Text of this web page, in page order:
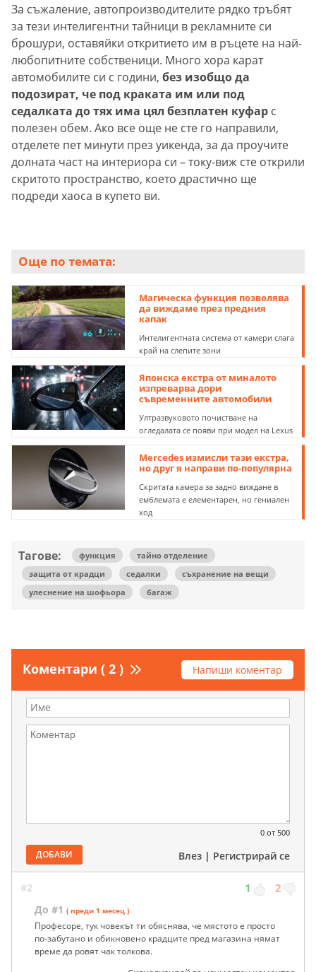
За съжаление, автопроизводителите рядко тръбят
за тези интелигентни тайници в рекламните си
брошури, оставяйки откритието им в ръцете на най-
любопитните собственици. Много хора карат
автомобилите си с години, без изобщо да
подозират, че под краката им или под
седалката до тях има цял безплатен куфар с
полезен обем. Ако все още не сте го направили,
отделете пет минути през уикенда, за да проучите
долната част на интериора си – току-виж сте открили
скритото пространство, което драстично ще
подреди хаоса в купето ви.
Още по темата:
Магическа функция позволява
да виждаме през предния
капак
Интелигентната система от камери слага
край на слепите зони
Японска екстра от миналото
изпреварва дори
съвременните автомобили
Ултразвуковото почистване на
огледалата се появи при модел на Lexus
Mercedes измисли тази екстра,
но друг я направи по-популярна
Скритата камера за задно виждане в
емблемата е елементарен, но гениален
ход
Тагове: функция
тайно отделение
защита от крадци
седалки
съхранение на вещи
улеснение на шофьора
багаж
Коментари ( 2 ) Напиши коментар
0 от 500
ДОБАВИ Влез | Регистрирай се
#2 1 2
До #1 ( преди 1 месец )
Професоре, тук човекът ти обяснява, че мястото е просто
по-забутано и обикновено крадците пред магазина нямат
време да ровят чак толкова.